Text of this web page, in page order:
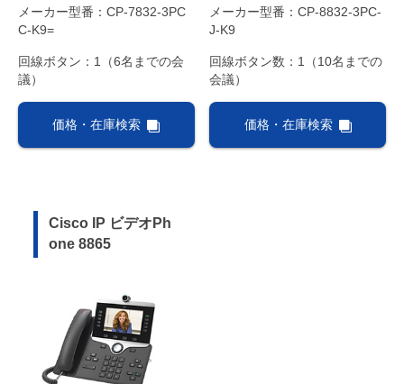
メーカー型番：CP-7832-3PC
C-K9=
回線ボタン：1（6名までの会
議）
価格・在庫検索
メーカー型番：CP-8832-3PC-
J-K9
回線ボタン数：1（10名までの
会議）
価格・在庫検索
Cisco IP ビデオPh
one 8865